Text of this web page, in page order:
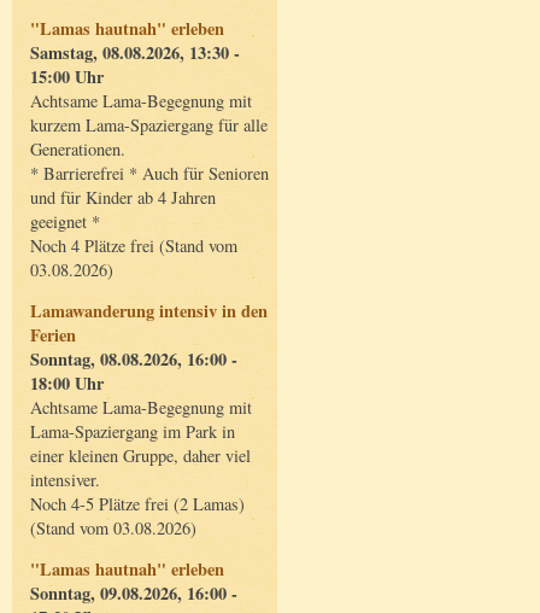
"Lamas hautnah" erleben
Samstag, 08.08.2026, 13:30 -
15:00 Uhr
Achtsame Lama-Begegnung mit
kurzem Lama-Spaziergang für alle
Generationen.
* Barrierefrei * Auch für Senioren
und für Kinder ab 4 Jahren
geeignet *
Noch 4 Plätze frei (Stand vom
03.08.2026)
Lamawanderung intensiv in den
Ferien
Sonntag, 08.08.2026, 16:00 -
18:00 Uhr
Achtsame Lama-Begegnung mit
Lama-Spaziergang im Park in
einer kleinen Gruppe, daher viel
intensiver.
Noch 4-5 Plätze frei (2 Lamas)
(Stand vom 03.08.2026)
"Lamas hautnah" erleben
Sonntag, 09.08.2026, 16:00 -